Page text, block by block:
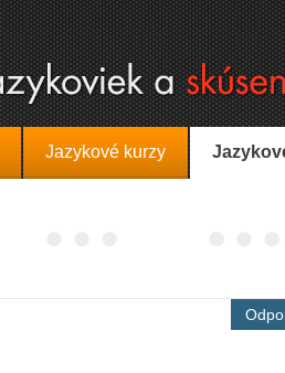
Jazykové kurzy